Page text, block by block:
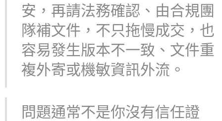
安，再請法務確認、由合規團
隊補文件，不只拖慢成交，也
容易發生版本不一致、文件重
複外寄或機敏資訊外流。
問題通常不是你沒有信任證